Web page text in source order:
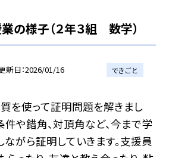
業の様子（２年３組 数学）
新日 2026/01/16 できごと
を使って証明問題を解きまし
件や錯角、対頂角など、今まで学
がら証明していきます。支援員